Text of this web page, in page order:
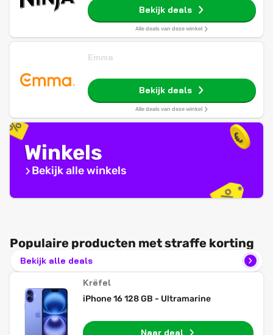
Bekijk deals
Alle deals van deze winkel
Emma
Bekijk deals
Alle deals van deze winkel
Winkels
Bekijk alle winkels
Populaire producten met straffe korting
Bekijk alle deals
Krëfel
iPhone 16 128 GB - Ultramarine
Naar deal